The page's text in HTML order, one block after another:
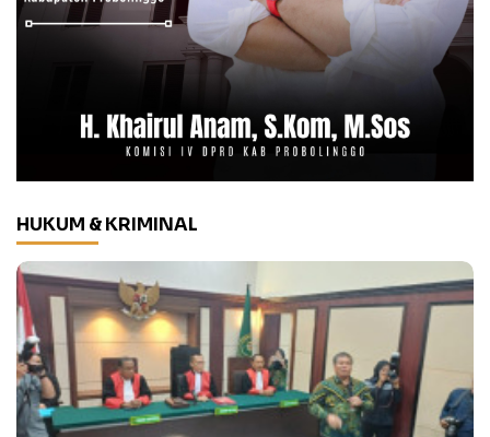
HUKUM & KRIMINAL